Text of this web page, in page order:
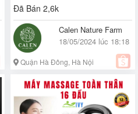
Đã Bán 2,6k
Calen Nature Farm
18/05/2024 lúc 18:18
Quận Hà Đông, Hà Nội